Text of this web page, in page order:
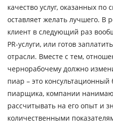
качество услуг, оказанных
оставляет желать лучшего. В
клиент в следующий раз
PR-услуги, или готов
отрасли. Вместе с тем,
чернорабочему должно
пиар – это
пиарщика, компании
рассчитывать на его опыт и
количественными